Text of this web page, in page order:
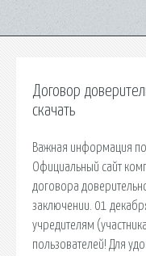
Договор
скачать
Важная информация по
Официальный сайт
договора
заключении. 01
учредителям
пользователей! Для